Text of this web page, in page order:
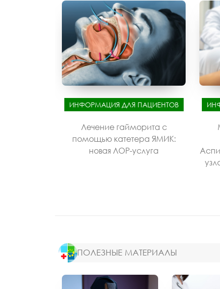
ИНФОРМАЦИЯ ДЛЯ ПАЦИЕНТОВ
Лечение гайморита с
помощью катетера ЯМИК:
новая ЛОР-услуга
ПОЛЕЗНЫЕ МАТЕРИАЛЫ